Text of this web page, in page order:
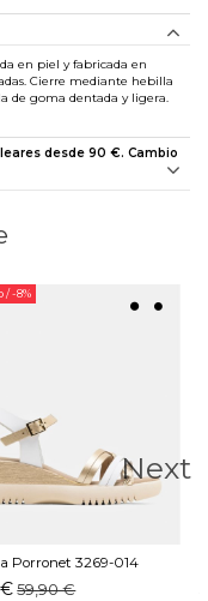
en piel y fabricada en
Cierre mediante hebilla
de goma dentada y ligera.
desde 90 €. Cambio
/ -8%
Porronet 3269-014
59,90 €
Next